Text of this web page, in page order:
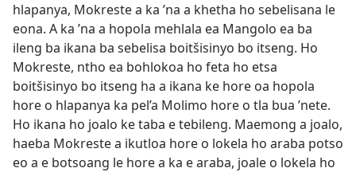
hlapanya, Mokreste a ka ’na a khetha ho sebelisana le
eona. A ka ’na a hopola mehlala ea Mangolo ea ba
ileng ba ikana ba sebelisa boitšisinyo bo itseng. Ho
Mokreste, ntho ea bohlokoa ho feta ho etsa
boitšisinyo bo itseng ha a ikana ke hore oa hopola
hore o hlapanya ka pel’a Molimo hore o tla bua ’nete.
Ho ikana ho joalo ke taba e tebileng. Maemong a joalo,
haeba Mokreste a ikutloa hore o lokela ho araba potso
eo a e botsoang le hore a ka e araba, joale o lokela ho